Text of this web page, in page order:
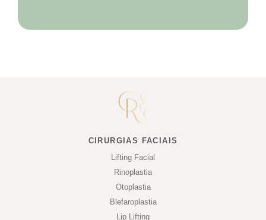
CIRURGIAS FACIAIS
Lifting Facial
Rinoplastia
Otoplastia
Blefaroplastia
Lip Lifting